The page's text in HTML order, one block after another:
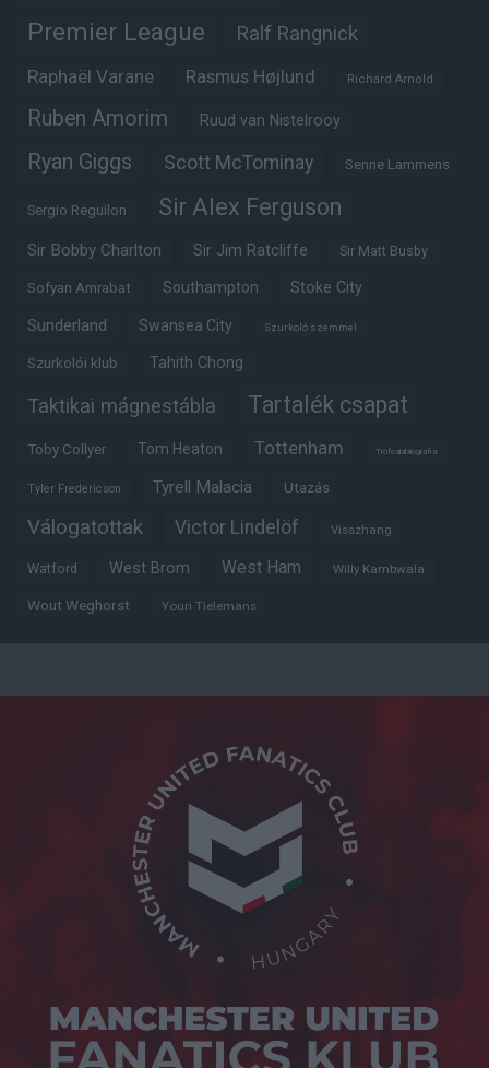
Premier League Ralf Rangnick
Raphaël Varane Rasmus Højlund Richard Arnold
Ruben Amorim Ruud van Nistelrooy
Ryan Giggs Scott McTominay Senne Lammens
Sergio Reguilon Sir Alex Ferguson
Sir Bobby Charlton Sir Jim Ratcliffe Sir Matt Busby
Sofyan Amrabat Southampton Stoke City
Sunderland Swansea City Szurkoló szemmel
Szurkolói klub Tahith Chong
Taktikai mágnestábla Tartalék csapat
Toby Collyer Tom Heaton Tottenham Trófeabibliográfia
Tyler Fredericson Tyrell Malacia Utazás
Válogatottak Victor Lindelöf Visszhang
Watford West Brom West Ham Willy Kambwala
Wout Weghorst Youri Tielemans